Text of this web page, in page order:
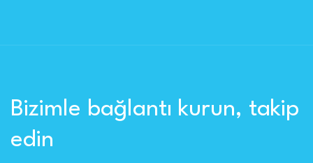
Bizimle bağlantı kurun, takip
edin